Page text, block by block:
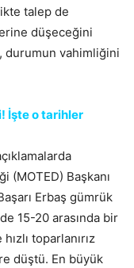
talep de
düşeceğini
durumun vahimliğini
İşte o tarihler
(MOTED) Başkanı
Erbaş gümrük
15-20 arasında bir
toparlanırız
düştü. En büyük